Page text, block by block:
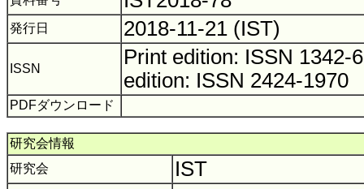
発行日 2018-11-21 (IST)
ISSN
Print edition: ISSN
edition: ISSN 2424-1970
PDFダウンロード
研究会情報
研究会
IST